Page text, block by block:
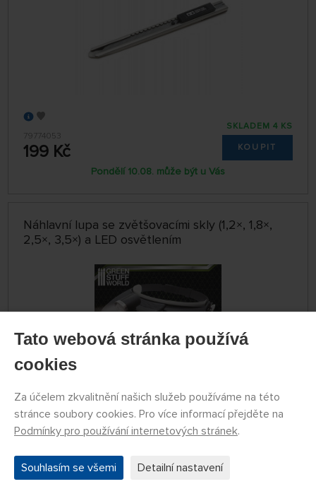
79774053
199 Kč
SKLADEM 4 KS
KOUPIT
Pondělí 10.08. může být u Vás
Náhlavní lupa se zvětšovacími skly (1,2×, 1,8×,
2,5×, 3,5×) a LED osvětlením
GSW8436574507447ES
SKLADEM 5 KS
Pondělí 10.08. může být u Vás
Tato webová stránka používá
cookies
Za účelem zkvalitnění našich služeb používáme na této
stránce soubory cookies. Pro více informací přejděte na
Podmínky pro používání internetových stránek.
Souhlasím se všemi Detailní nastavení